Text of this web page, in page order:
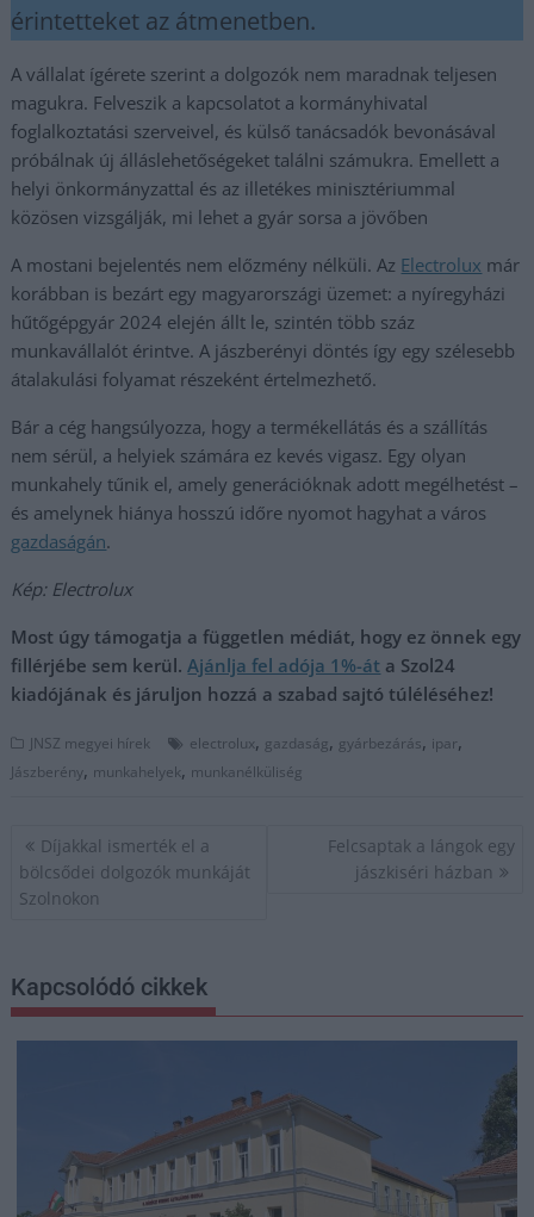
érintetteket az átmenetben.
A vállalat ígérete szerint a dolgozók nem maradnak teljesen
magukra. Felveszik a kapcsolatot a kormányhivatal
foglalkoztatási szerveivel, és külső tanácsadók bevonásával
próbálnak új álláslehetőségeket találni számukra. Emellett a
helyi önkormányzattal és az illetékes minisztériummal
közösen vizsgálják, mi lehet a gyár sorsa a jövőben
A mostani bejelentés nem előzmény nélküli. Az Electrolux már
korábban is bezárt egy magyarországi üzemet: a nyíregyházi
hűtőgépgyár 2024 elején állt le, szintén több száz
munkavállalót érintve. A jászberényi döntés így egy szélesebb
átalakulási folyamat részeként értelmezhető.
Bár a cég hangsúlyozza, hogy a termékellátás és a szállítás
nem sérül, a helyiek számára ez kevés vigasz. Egy olyan
munkahely tűnik el, amely generációknak adott megélhetést –
és amelynek hiánya hosszú időre nyomot hagyhat a város
gazdaságán.
Kép: Electrolux
Most úgy támogatja a független médiát, hogy ez önnek egy
fillérjébe sem kerül.Ajánlja fel adója 1%-át a Szol24
kiadójának és járuljon hozzá a szabad sajtó túléléséhez!
JNSZ megyei hírek electrolux, gazdaság, gyárbezárás, ipar,
Jászberény, munkahelyek, munkanélküliség
Bejegyzés
navigáció
Díjakkal ismerték el a
bölcsődei dolgozók munkáját
Szolnokon
Felcsaptak a lángok egy
jászkiséri házban
Kapcsolódó cikkek